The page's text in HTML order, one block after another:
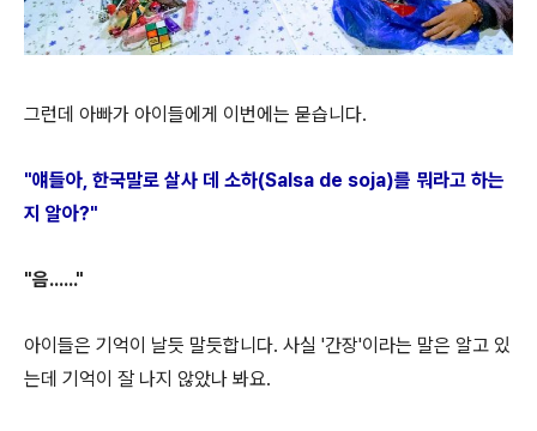
그런데 아빠가 아이들에게 이번에는 묻습니다.
"얘들아, 한국말로 살사 데 소하(Salsa de soja)를 뭐라고 하는
지 알아?"
"음......"
아이들은 기억이 날듯 말듯합니다. 사실 '간장'이라는 말은 알고 있
는데 기억이 잘 나지 않았나 봐요.